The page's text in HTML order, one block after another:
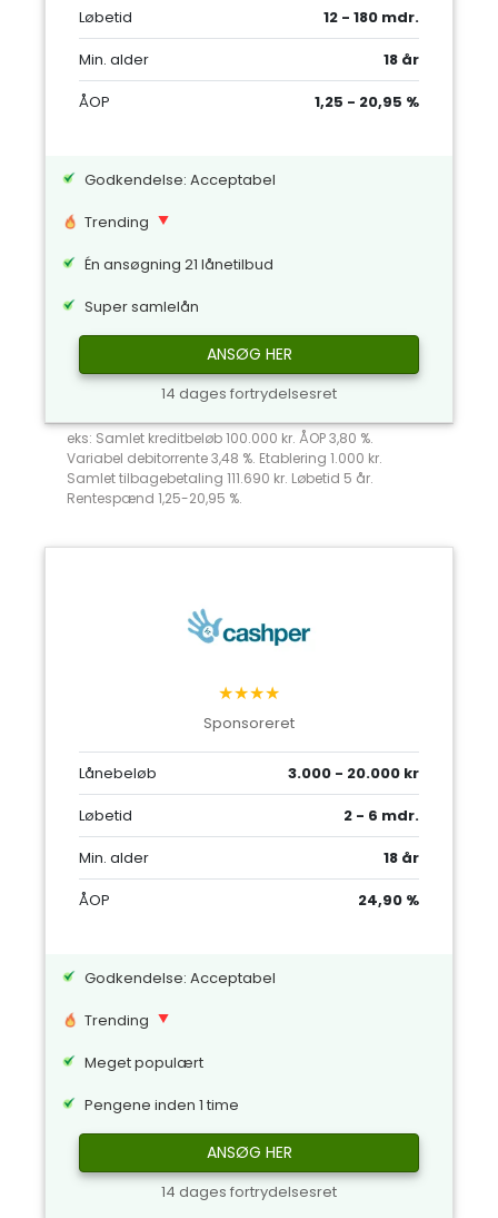
Løbetid
12 - 180 mdr.
Min. alder
18 år
ÅOP
1,25 - 20,95 %
Godkendelse: Acceptabel
Trending
Én ansøgning 21 lånetilbud
Super samlelån
ANSØG HER
14 dages fortrydelsesret
eks: Samlet kreditbeløb 100.000 kr. ÅOP 3,80 %.
Variabel debitorrente 3,48 %. Etablering 1.000 kr.
Samlet tilbagebetaling 111.690 kr. Løbetid 5 år.
Rentespænd 1,25-20,95 %.
★★★★
Sponsoreret
Lånebeløb
3.000 - 20.000 kr
Løbetid
2 - 6 mdr.
Min. alder
18 år
ÅOP
24,90 %
Godkendelse: Acceptabel
Trending
Meget populært
Pengene inden 1 time
ANSØG HER
14 dages fortrydelsesret